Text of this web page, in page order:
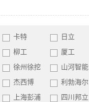
卡特 日立
柳工 厦工
徐州徐挖 山河智能
杰西博 利勃海尔
上海彭浦 四川邦立